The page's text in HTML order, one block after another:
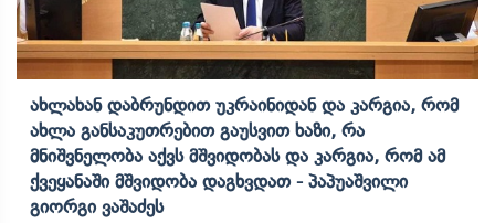
Ახლახან Დაბრუნდით Უკრაინიდან Და Კარგია, Რომ
Ახლა Განსაკუთრებით Გაუსვით Ხაზი, Რა
Მნიშვნელობა Აქვს Მშვიდობას Და Კარგია, Რომ Ამ
Ქვეყანაში Მშვიდობა Დაგხვდათ - Პაპუაშვილი
Გიორგი Ვაშაძეს